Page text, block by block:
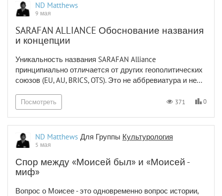
ND Matthews
9 мая
SARAFAN ALLIANCE Обоснование названия
и концепции
Уникальность названия SARAFAN Alliance
принципиально отличается от других геополитических
союзов (EU, AU, BRICS, OTS). Это не аббревиатура и не...
Посмотреть 371 0
ND Matthews
5 мая
Для Группы Культурология
Спор между «Моисей был» и «Моисей -
миф»
Вопрос о Моисее - это одновременно вопрос истории,